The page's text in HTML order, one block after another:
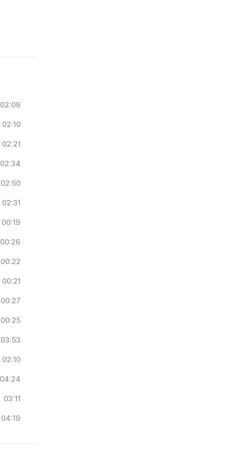
02:09
02:10
02:21
02:34
02:50
02:31
00:19
00:26
00:22
00:21
00:27
00:25
03:53
02:10
04:24
03:11
04:19